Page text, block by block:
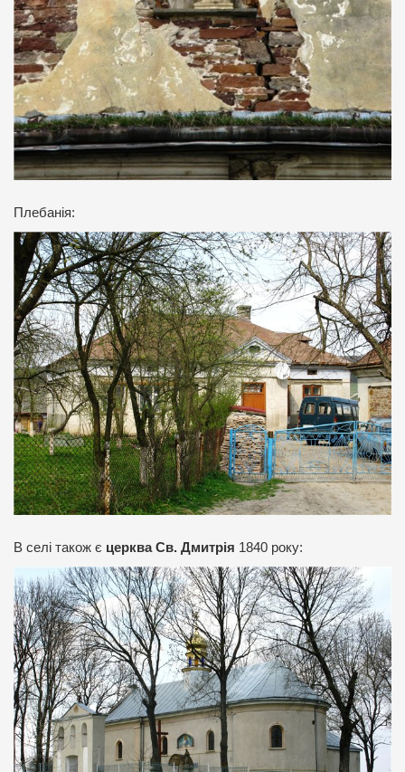
Плебанія:
В селі також є церква Св. Дмитрія 1840 року: